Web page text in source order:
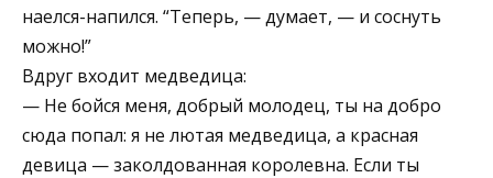
наелся-напился. “Теперь, — думает, — и соснуть
можно!”
Вдруг входит медведица:
— Не бойся меня, добрый молодец, ты на добро
сюда попал: я не лютая медведица, а красная
девица — заколдованная королевна. Если ты